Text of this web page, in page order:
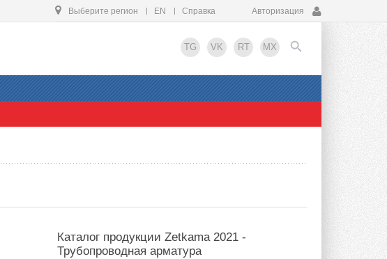
Выберите регион EN Справка Авторизация
TG VK RT MX
Каталог продукции Zetkama 2021 -
Трубопроводная арматура